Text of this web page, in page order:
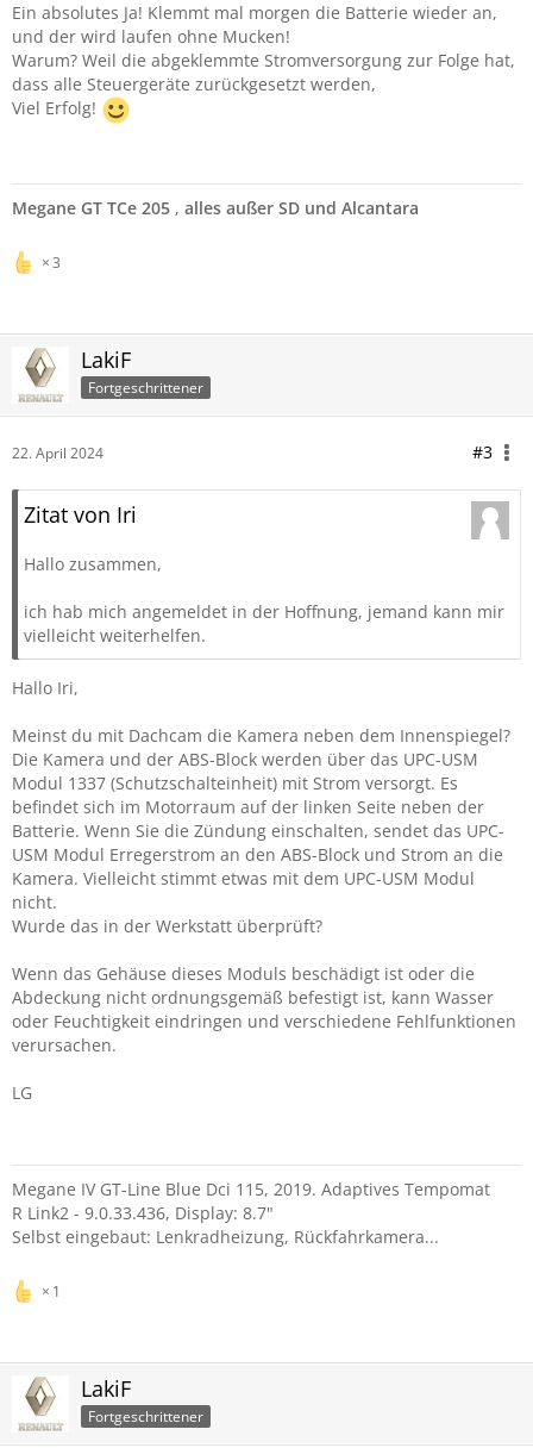
Ein absolutes Ja! Klemmt mal morgen die Batterie wieder an,
und der wird laufen ohne Mucken!
Warum? Weil die abgeklemmte Stromversorgung zur Folge hat,
dass alle Steuergeräte zurückgesetzt werden,
Viel Erfolg!
Megane GT TCe 205 , alles außer SD und Alcantara
3
LakiF
Fortgeschrittener
22. April 2024 #3
Zitat von Iri
Hallo zusammen,
ich hab mich angemeldet in der Hoffnung, jemand kann mir
vielleicht weiterhelfen.
Hallo Iri,
Meinst du mit Dachcam die Kamera neben dem Innenspiegel?
Die Kamera und der ABS-Block werden über das UPC-USM
Modul 1337 (Schutzschalteinheit) mit Strom versorgt. Es
befindet sich im Motorraum auf der linken Seite neben der
Batterie. Wenn Sie die Zündung einschalten, sendet das UPC-
USM Modul Erregerstrom an den ABS-Block und Strom an die
Kamera. Vielleicht stimmt etwas mit dem UPC-USM Modul
nicht.
Wurde das in der Werkstatt überprüft?
Wenn das Gehäuse dieses Moduls beschädigt ist oder die
Abdeckung nicht ordnungsgemäß befestigt ist, kann Wasser
oder Feuchtigkeit eindringen und verschiedene Fehlfunktionen
verursachen.
LG
Megane IV GT-Line Blue Dci 115, 2019. Adaptives Tempomat
R Link2 - 9.0.33.436, Display: 8.7"
Selbst eingebaut: Lenkradheizung, Rückfahrkamera...
1
LakiF
Fortgeschrittener